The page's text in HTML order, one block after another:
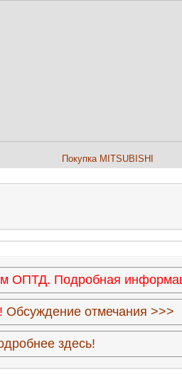
Покупка MITSUBISHI
ОПТД. Подробная
Обсуждение отмечания >>>
здесь!